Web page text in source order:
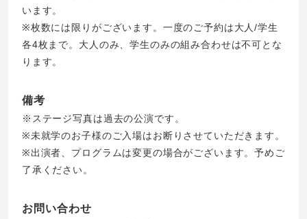
います。
※枚数には限りがございます。一度のご予約は大人/学生
各4枚まで。大人のみ、学生のみの組み合わせは不可とな
ります。
備考
※ステージ写真は過去の公演です。
※未就学のお子様のご入場はお断りさせていただきます。
※出演者、プログラムは変更の場合がございます。予めご
了承ください。
お問い合わせ